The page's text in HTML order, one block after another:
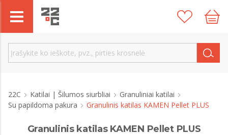
22C Katilai | Šilumos siurbliai
Granuliniai katilai
Su papildoma pakura
Granulinis katilas KAMEN Pellet PLUS
Granulinis katilas KAMEN Pellet PLUS